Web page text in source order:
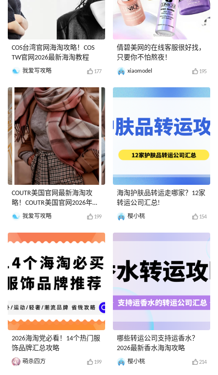
COS台湾官网海淘攻略！COS
TW官网2026最新海淘教程
我爱写攻略 177
COUTR美国官网最新海淘攻
略！COUTR美国官网2026年海
淘教程我爱写攻略 199
2026海淘党必看！14个热门服
饰品牌汇总攻略
萌杀四方 199
倩碧美网的在线客服很好找，
只要你不怕熬夜！
xiaomodel 195
海淘护肤品转运走哪家？12家
转运公司汇总!
樱小桃 154
哪些转运公司支持运香水？
2026最新香水海淘攻略
樱小桃 214